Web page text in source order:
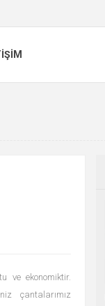
ve ekonomiktir.
çantalarımız